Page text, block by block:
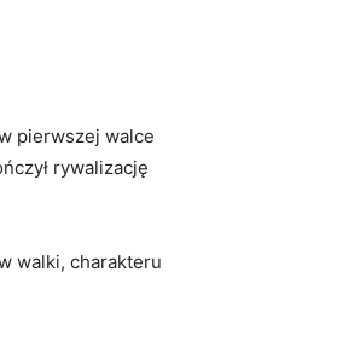
pierwszej walce
rywalizację
walki, charakteru